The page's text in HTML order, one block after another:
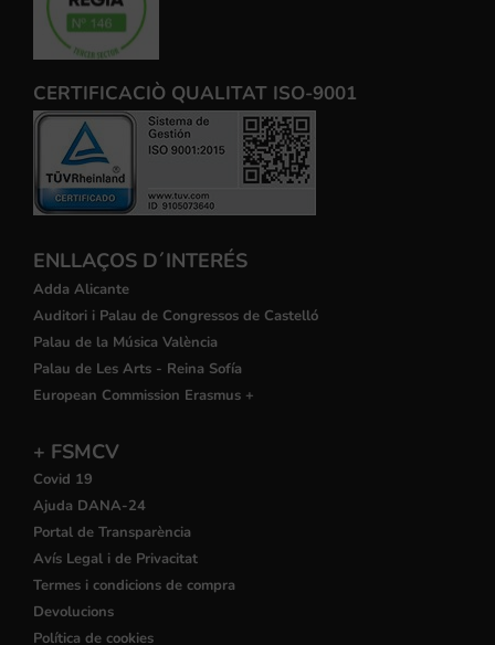
CERTIFICACIÒ QUALITAT ISO-9001
ENLLAÇOS D´INTERÉS
Adda Alicante
Auditori i Palau de Congressos de Castelló
Palau de la Música València
Palau de Les Arts - Reina Sofía
European Commission Erasmus +
+ FSMCV
Covid 19
Ajuda DANA-24
Portal de Transparència
Avís Legal i de Privacitat
Termes i condicions de compra
Devolucions
Política de cookies